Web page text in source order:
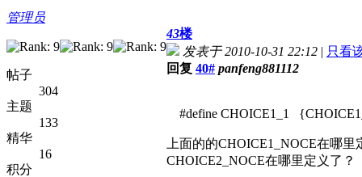
管理员
帖子
304
主题
133
精华
16
积分
43楼
发表于 2010-10-31 22:12 | 只看
回复 40# panfeng881112
#define CHOICE1_1
上面的的CHOICE1_NOCE在哪里
CHOICE2_NOCE在哪里定义了？